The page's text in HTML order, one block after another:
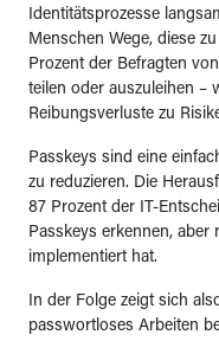
Identitätsprozesse
Menschen Wege, diese
Prozent der Befragten
teilen oder auszuleihen –
Reibungsverluste zu
Passkeys sind eine
zu reduzieren. Die
87 Prozent der IT-
Passkeys erkennen, aber
implementiert hat.
In der Folge zeigt sich
passwortloses Arbeiten